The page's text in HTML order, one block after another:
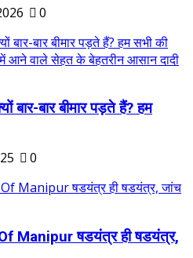
0
बार-बार बीमार पड़ते हैं? हम
0
Manipur षडयंत्र ही षडयंत्र,